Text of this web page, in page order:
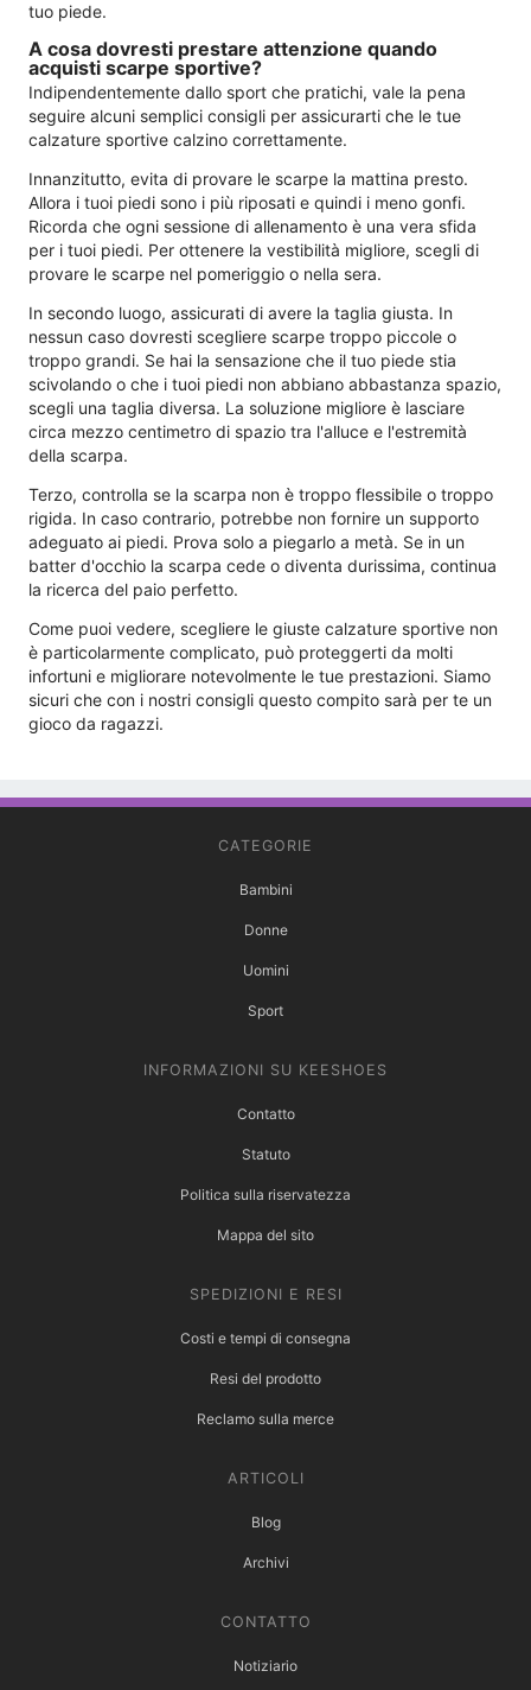
tuo piede.
A cosa dovresti prestare attenzione quando
acquisti scarpe sportive?
Indipendentemente dallo sport che pratichi, vale la pena
seguire alcuni semplici consigli per assicurarti che le tue
calzature sportive calzino correttamente.
Innanzitutto, evita di provare le scarpe la mattina presto.
Allora i tuoi piedi sono i più riposati e quindi i meno gonfi.
Ricorda che ogni sessione di allenamento è una vera sfida
per i tuoi piedi. Per ottenere la vestibilità migliore, scegli di
provare le scarpe nel pomeriggio o nella sera.
In secondo luogo, assicurati di avere la taglia giusta. In
nessun caso dovresti scegliere scarpe troppo piccole o
troppo grandi. Se hai la sensazione che il tuo piede stia
scivolando o che i tuoi piedi non abbiano abbastanza spazio,
scegli una taglia diversa. La soluzione migliore è lasciare
circa mezzo centimetro di spazio tra l'alluce e l'estremità
della scarpa.
Terzo, controlla se la scarpa non è troppo flessibile o troppo
rigida. In caso contrario, potrebbe non fornire un supporto
adeguato ai piedi. Prova solo a piegarlo a metà. Se in un
batter d'occhio la scarpa cede o diventa durissima, continua
la ricerca del paio perfetto.
Come puoi vedere, scegliere le giuste calzature sportive non
è particolarmente complicato, può proteggerti da molti
infortuni e migliorare notevolmente le tue prestazioni. Siamo
sicuri che con i nostri consigli questo compito sarà per te un
gioco da ragazzi.
CATEGORIE
Bambini
Donne
Uomini
Sport
INFORMAZIONI SU KEESHOES
Contatto
Statuto
Politica sulla riservatezza
Mappa del sito
SPEDIZIONI E RESI
Costi e tempi di consegna
Resi del prodotto
Reclamo sulla merce
ARTICOLI
Blog
Archivi
CONTATTO
Notiziario